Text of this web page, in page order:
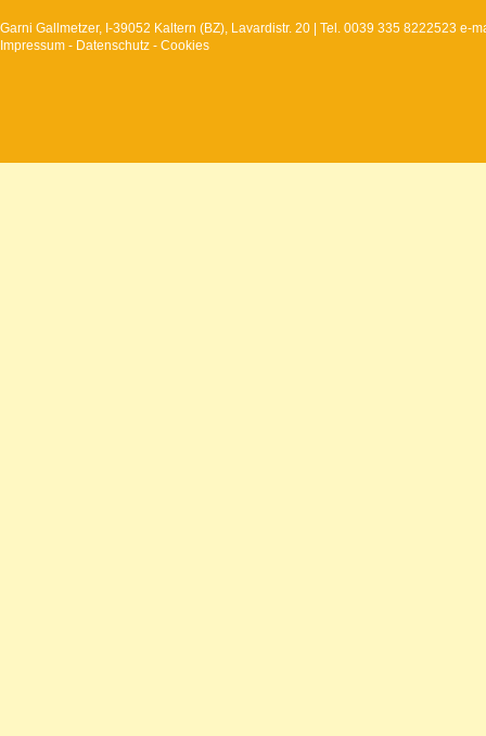
Garni Gallmetzer, I-39052 Kaltern (BZ), Lavardistr. 20 | Tel. 0039 335 8222523 e-
Impressum - Datenschutz - Cookies